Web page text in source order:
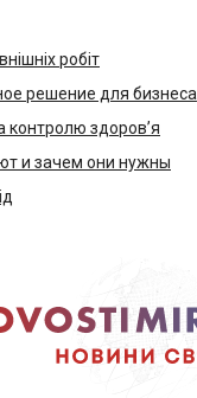
робіт
решение для бизнеса
контролю здоров’я
и зачем они нужны